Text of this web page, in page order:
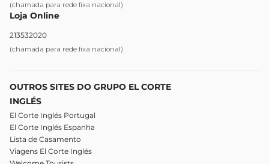
(chamada para rede fixa nacional)
Loja Online
213532020
(chamada para rede fixa nacional)
OUTROS SITES DO GRUPO EL CORTE
INGLÉS
El Corte Inglés Portugal
El Corte Inglés Espanha
Lista de Casamento
Viagens El Corte Inglés